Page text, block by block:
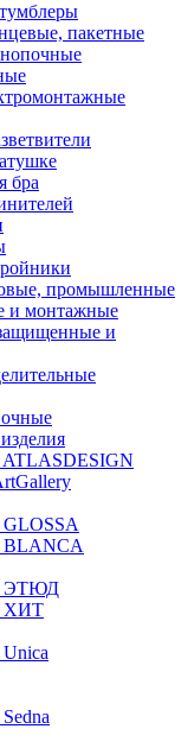
пакетные
бра
промышленные
и монтажные
и
ATLASDESIGN
GLOSSA
BLANCA
ЭТЮД
ХИТ
Unica